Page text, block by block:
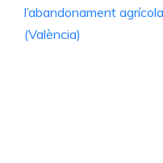
l’abandonament
(València)